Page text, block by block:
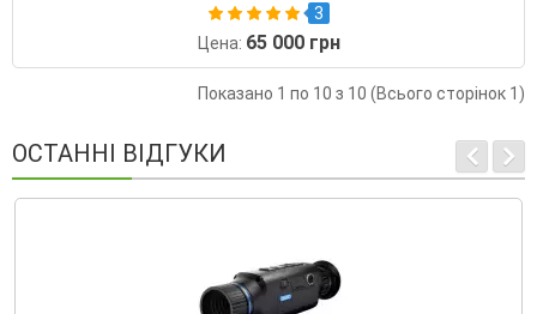
3
Цена: 65 000 грн
Показано 1 по 10 з 10 (Всього сторінок 1)
ОСТАННІ ВІДГУКИ